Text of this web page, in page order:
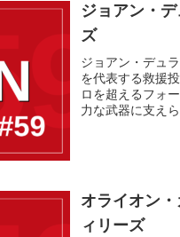
ジョアン・
ズ
ジョアン・デュ
を代表する救援
ロを超えるフォ
力な武器に支え
オライオン
ィリーズ